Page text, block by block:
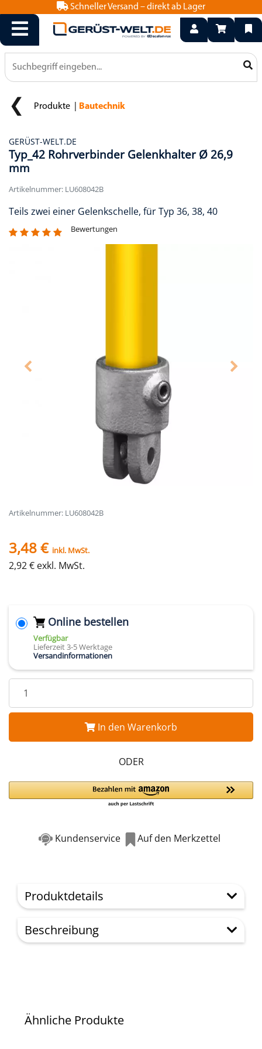
Schneller Versand – direkt ab Lager
0800 15 50 550
info@geruest-welt.de
Produkte Bautechnik
GERÜST-WELT.DE
Typ_42 Rohrverbinder Gelenkhalter Ø 26,9
mm
Artikelnummer: LU608042B
Teils zwei einer Gelenkschelle, für Typ 36, 38, 40
Bewertungen
Artikelnummer: LU608042B
3,48 € inkl. MwSt.
2,92 € exkl. MwSt.
Online bestellen
Verfügbar
Lieferzeit 3-5 Werktage
Versandinformationen
In den Warenkorb
ODER
Kundenservice Auf den Merkzettel
Produktdetails
Beschreibung
Ähnliche Produkte